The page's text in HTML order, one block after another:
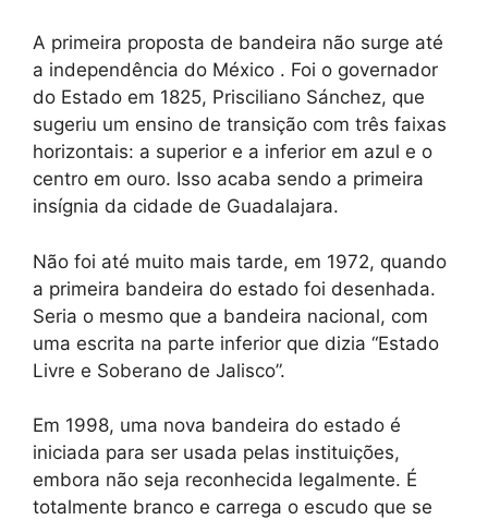
A primeira proposta de bandeira não surge até
a independência do México . Foi o governador
do Estado em 1825, Prisciliano Sánchez, que
sugeriu um ensino de transição com três faixas
horizontais: a superior e a inferior em azul e o
centro em ouro. Isso acaba sendo a primeira
insígnia da cidade de Guadalajara.
Não foi até muito mais tarde, em 1972, quando
a primeira bandeira do estado foi desenhada.
Seria o mesmo que a bandeira nacional, com
uma escrita na parte inferior que dizia “Estado
Livre e Soberano de Jalisco”.
Em 1998, uma nova bandeira do estado é
iniciada para ser usada pelas instituições,
embora não seja reconhecida legalmente. É
totalmente branco e carrega o escudo que se